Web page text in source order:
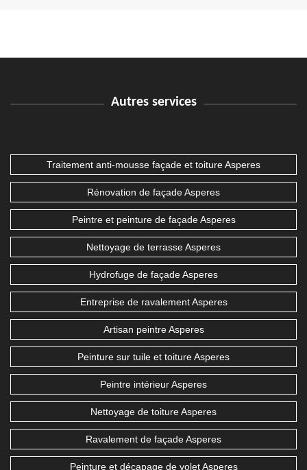
Autres services
Traitement anti-mousse façade et toiture Asperes
Rénovation de façade Asperes
Peintre et peinture de façade Asperes
Nettoyage de terrasse Asperes
Hydrofuge de façade Asperes
Entreprise de ravalement Asperes
Artisan peintre Asperes
Peinture sur tuile et toiture Asperes
Peintre intérieur Asperes
Nettoyage de toiture Asperes
Ravalement de façade Asperes
Peinture et décapage de volet Asperes